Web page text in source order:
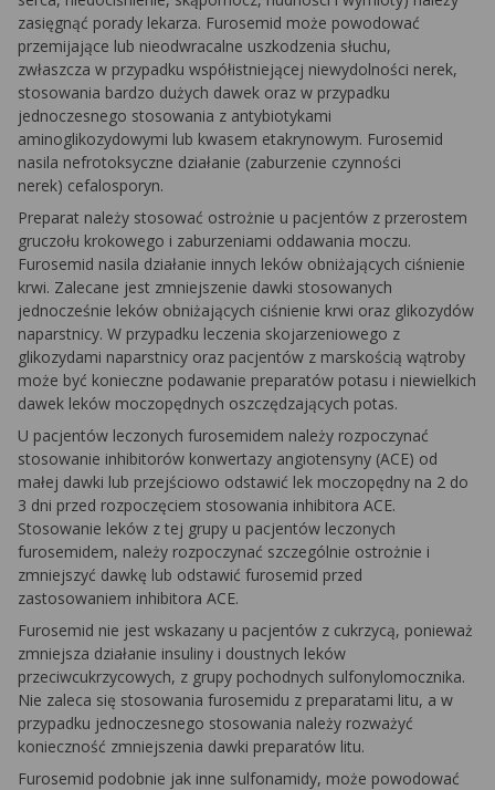
zasięgnąć porady lekarza. Furosemid może powodować
przemijające lub nieodwracalne uszkodzenia słuchu,
zwłaszcza w przypadku współistniejącej niewydolności nerek,
stosowania bardzo dużych dawek oraz w przypadku
jednoczesnego stosowania z antybiotykami
aminoglikozydowymi lub kwasem etakrynowym. Furosemid
nasila nefrotoksyczne działanie (zaburzenie czynności
nerek) cefalosporyn.
Preparat należy stosować ostrożnie u pacjentów z przerostem
gruczołu krokowego i zaburzeniami oddawania moczu.
Furosemid nasila działanie innych leków obniżających ciśnienie
krwi. Zalecane jest zmniejszenie dawki stosowanych
jednocześnie leków obniżających ciśnienie krwi oraz glikozydów
naparstnicy. W przypadku leczenia skojarzeniowego z
glikozydami naparstnicy oraz pacjentów z marskością wątroby
może być konieczne podawanie preparatów potasu i niewielkich
dawek leków moczopędnych oszczędzających potas.
U pacjentów leczonych furosemidem należy rozpoczynać
stosowanie inhibitorów konwertazy angiotensyny (ACE) od
małej dawki lub przejściowo odstawić lek moczopędny na 2 do
3 dni przed rozpoczęciem stosowania inhibitora ACE.
Stosowanie leków z tej grupy u pacjentów leczonych
furosemidem, należy rozpoczynać szczególnie ostrożnie i
zmniejszyć dawkę lub odstawić furosemid przed
zastosowaniem inhibitora ACE.
Furosemid nie jest wskazany u pacjentów z cukrzycą, ponieważ
zmniejsza działanie insuliny i doustnych leków
przeciwcukrzycowych, z grupy pochodnych sulfonylomocznika.
Nie zaleca się stosowania furosemidu z preparatami litu, a w
przypadku jednoczesnego stosowania należy rozważyć
konieczność zmniejszenia dawki preparatów litu.
Furosemid podobnie jak inne sulfonamidy, może powodować